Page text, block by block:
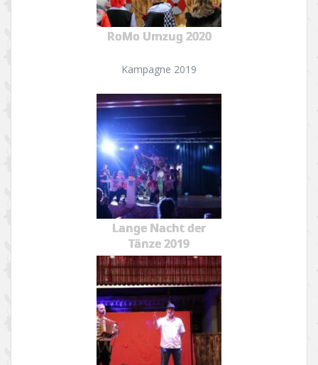
RoMo Umzug 2020
Kampagne 2019
Lange Nacht der
Tänze 2019